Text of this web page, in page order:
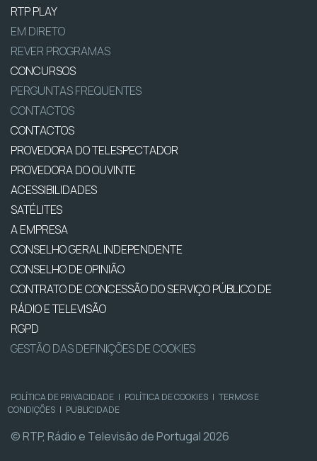
RTP PLAY
EM DIRETO
REVER PROGRAMAS
CONCURSOS
PERGUNTAS FREQUENTES
CONTACTOS
CONTACTOS
PROVEDORA DO TELESPECTADOR
PROVEDORA DO OUVINTE
ACESSIBILIDADES
SATÉLITES
A EMPRESA
CONSELHO GERAL INDEPENDENTE
CONSELHO DE OPINIÃO
CONTRATO DE CONCESSÃO DO SERVIÇO PÚBLICO DE
RÁDIO E TELEVISÃO
RGPD
GESTÃO DAS DEFINIÇÕES DE COOKIES
POLÍTICA DE PRIVACIDADE | POLÍTICA DE COOKIES | TERMOS E
CONDIÇÕES | PUBLICIDADE
© RTP, Rádio e Televisão de Portugal 2026